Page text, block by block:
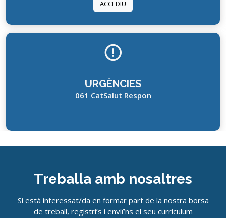
ACCEDIU
URGÈNCIES
061 CatSalut Respon
Treballa amb nosaltres
Si està interessat/da en formar part de la nostra borsa
de treball, registri’s i enviï’ns el seu currículum